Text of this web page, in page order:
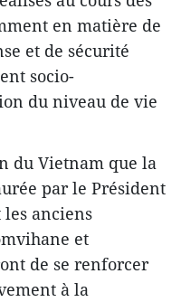
en matière de
et de sécurité
socio-
du niveau de vie
du Vietnam que la
par le Président
anciens
et
de se renforcer
à la